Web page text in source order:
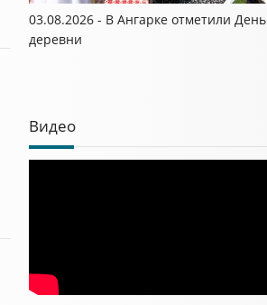
03.08.2026 - В Ангарке отметили День
деревни
Видео